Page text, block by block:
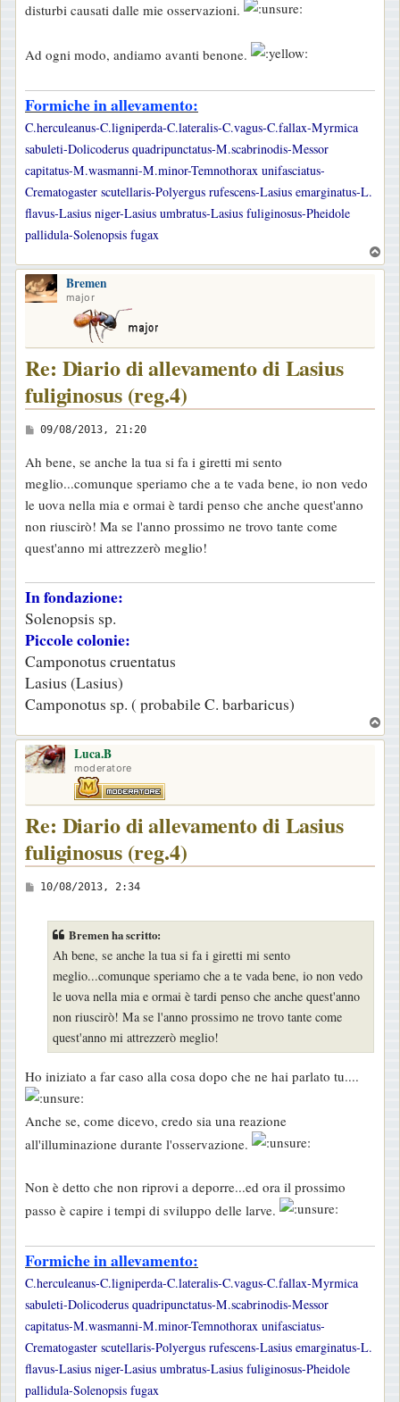
disturbi causati dalle mie osservazioni.
Ad ogni modo, andiamo avanti benone.
Formiche in allevamento:
C.herculeanus-C.ligniperda-C.lateralis-C.vagus-C.fallax-Myrmica
sabuleti-Dolicoderus quadripunctatus-M.scabrinodis-Messor
capitatus-M.wasmanni-M.minor-Temnothorax unifasciatus-
Crematogaster scutellaris-Polyergus rufescens-Lasius emarginatus-L.
flavus-Lasius niger-Lasius umbratus-Lasius fuliginosus-Pheidole
pallidula-Solenopsis fugax
o
Bremen
major
Re: Diario di allevamento di Lasius
fuliginosus (reg.4)
M
s
s
a
g
g
o
09/08/2013, 21:20
Ah bene, se anche la tua si fa i giretti mi sento
meglio...comunque speriamo che a te vada bene, io non vedo
le uova nella mia e ormai è tardi penso che anche quest'anno
non riuscirò! Ma se l'anno prossimo ne trovo tante come
quest'anno mi attrezzerò meglio!
In fondazione:
Solenopsis sp.
Piccole colonie:
Camponotus cruentatus
Lasius (Lasius)
Camponotus sp. ( probabile C. barbaricus)
o
Luca.B
moderatore
Re: Diario di allevamento di Lasius
fuliginosus (reg.4)
M
10/08/2013, 2:34
Bremen ha scritto:
Ah bene, se anche la tua si fa i giretti mi sento
meglio...comunque speriamo che a te vada bene, io non vedo
le uova nella mia e ormai è tardi penso che anche quest'anno
non riuscirò! Ma se l'anno prossimo ne trovo tante come
quest'anno mi attrezzerò meglio!
Ho iniziato a far caso alla cosa dopo che ne hai parlato tu....
Anche se, come dicevo, credo sia una reazione
all'illuminazione durante l'osservazione.
Non è detto che non riprovi a deporre...ed ora il prossimo
passo è capire i tempi di sviluppo delle larve.
Formiche in allevamento:
C.herculeanus-C.ligniperda-C.lateralis-C.vagus-C.fallax-Myrmica
sabuleti-Dolicoderus quadripunctatus-M.scabrinodis-Messor
capitatus-M.wasmanni-M.minor-Temnothorax unifasciatus-
Crematogaster scutellaris-Polyergus rufescens-Lasius emarginatus-L.
flavus-Lasius niger-Lasius umbratus-Lasius fuliginosus-Pheidole
pallidula-Solenopsis fugax